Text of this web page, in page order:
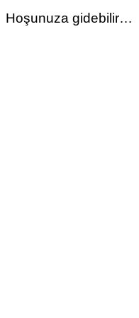
Hoşunuza gidebilir…